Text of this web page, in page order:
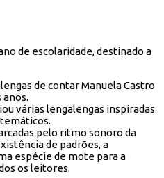
de escolaridade, destinado a
de contar Manuela Castro
várias lengalengas inspiradas
pelo ritmo sonoro da
de padrões, a
espécie de mote para a
os leitores.